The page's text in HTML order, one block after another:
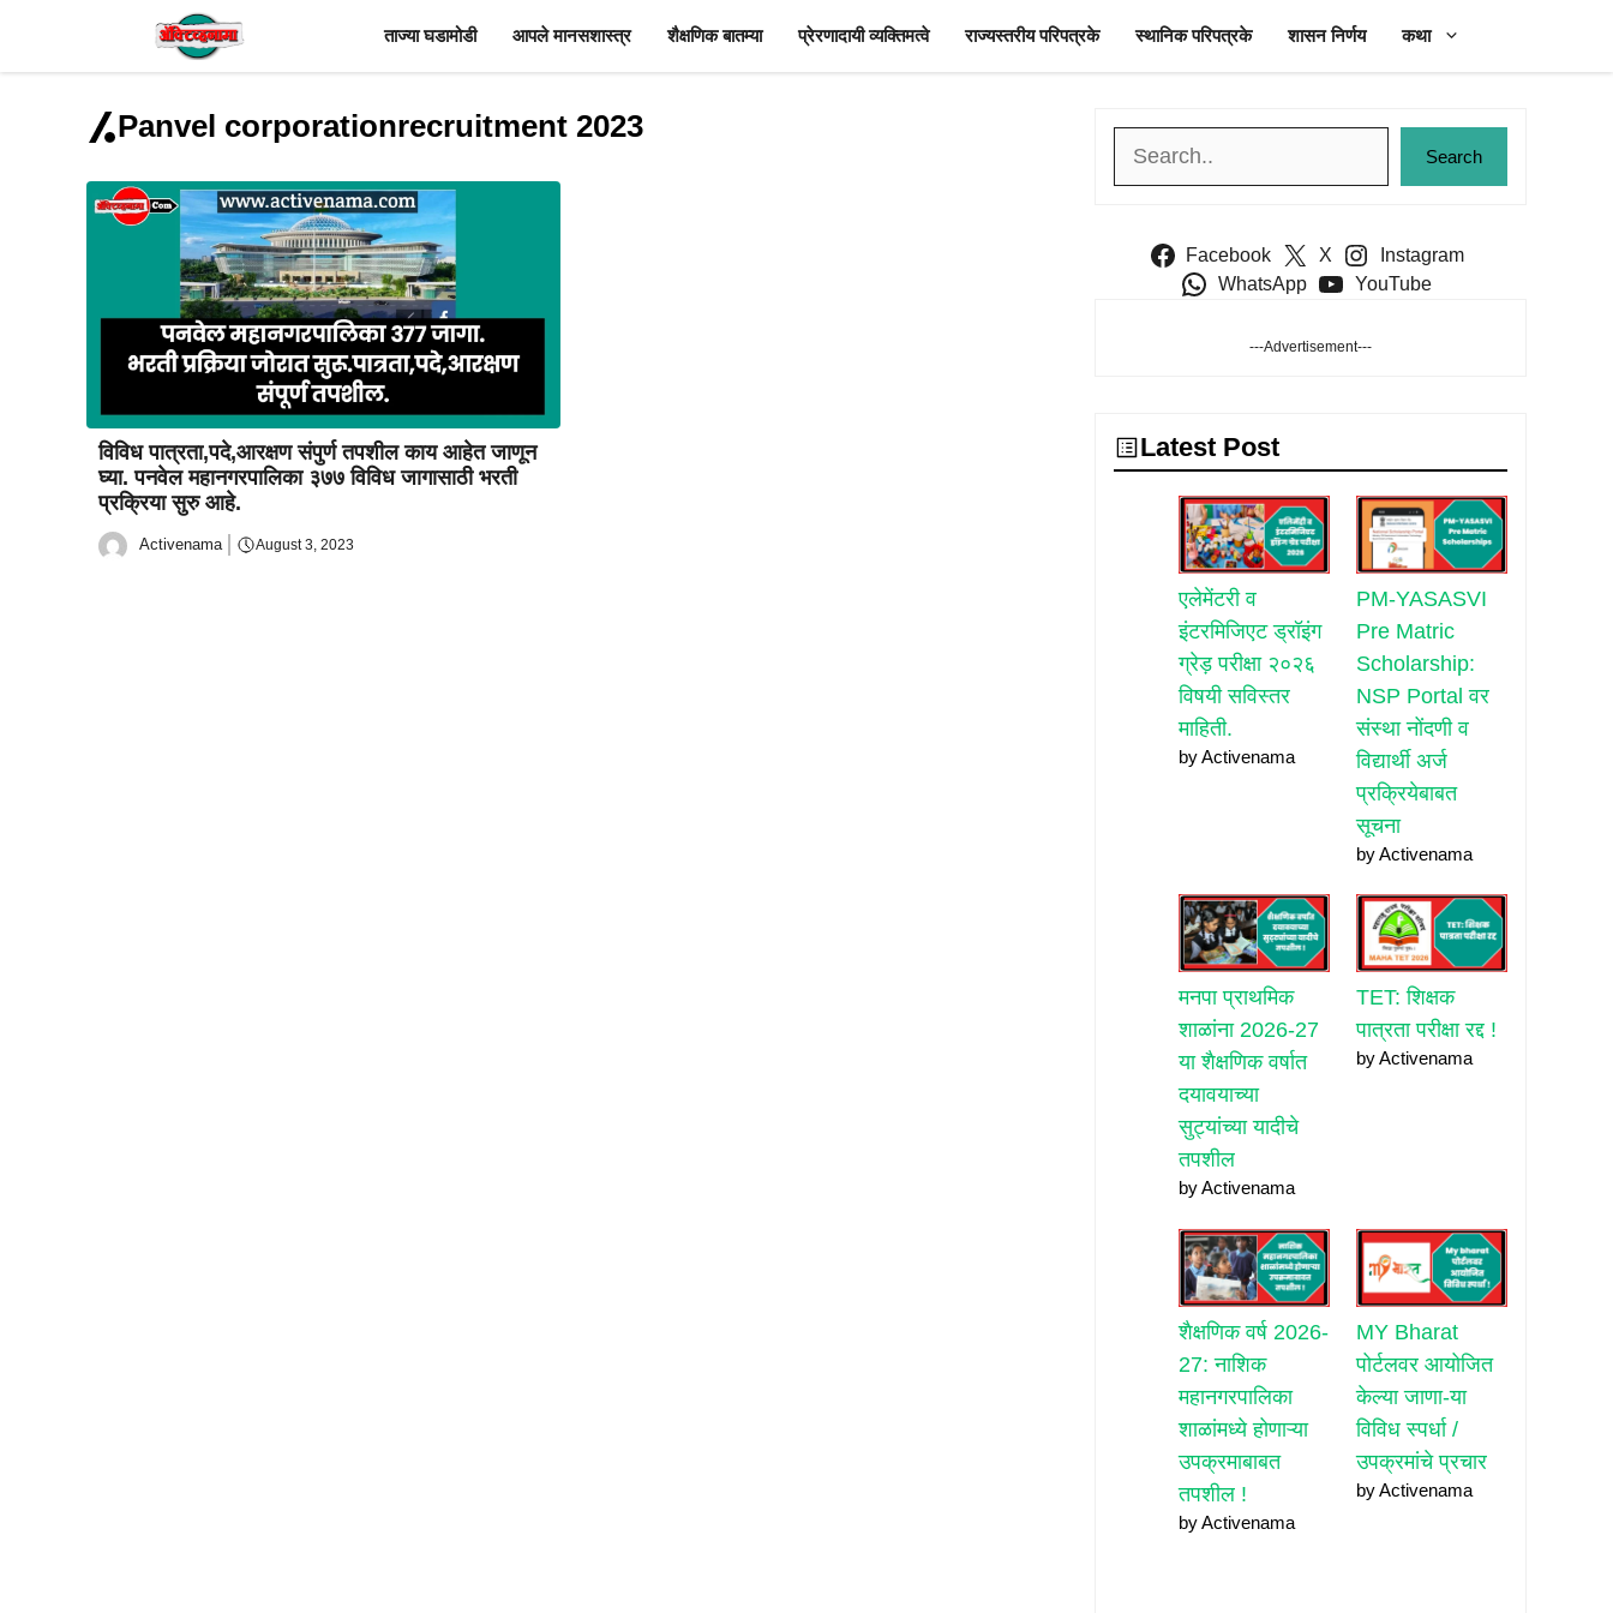
content
ताज्या घडामोडी आपले मानसशास्त्र शैक्षणिक बातम्या प्रेरणादायी व्यक्तिमत्वे राज्यस्तरीय परिपत्रके स्थानिक परिपत्रके शासन निर्णय कथा
Panvel corporationrecruitment 2023
विविध पात्रता,पदे,आरक्षण संपुर्ण तपशील काय आहेत जाणून
घ्या. पनवेल महानगरपालिका ३७७ विविध जागासाठी भरती
प्रक्रिया सुरु आहे.
Activenama August 3, 2023
Search
Facebook X
Instagram
WhatsApp
YouTube
---Advertisement---
Latest Post
एलेमेंटरी व
इंटरमिजिएट ड्रॉइंग
ग्रेड़ परीक्षा २०२६
विषयी सविस्तर
माहिती.
by Activenama
PM-YASASVI
Pre Matric
Scholarship:
NSP Portal वर
संस्था नोंदणी व
विद्यार्थी अर्ज
प्रक्रियेबाबत
सूचना
by Activenama
मनपा प्राथमिक
शाळांना 2026-27
या शैक्षणिक वर्षात
दयावयाच्या
सुट्यांच्या यादीचे
तपशील
by Activenama
TET: शिक्षक
पात्रता परीक्षा रद्द !
by Activenama
शैक्षणिक वर्ष 2026-
27: नाशिक
महानगरपालिका
शाळांमध्ये होणाऱ्या
उपक्रमाबाबत
तपशील !
by Activenama
MY Bharat
पोर्टलवर आयोजित
केल्या जाणा-या
विविध स्पर्धा /
उपक्रमांचे प्रचार
by Activenama